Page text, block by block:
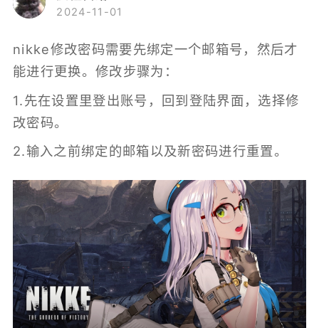
2024-11-01
nikke修改密码需要先绑定一个邮箱号，然后才
能进行更换。修改步骤为：
1.先在设置里登出账号，回到登陆界面，选择修
改密码。
2.输入之前绑定的邮箱以及新密码进行重置。